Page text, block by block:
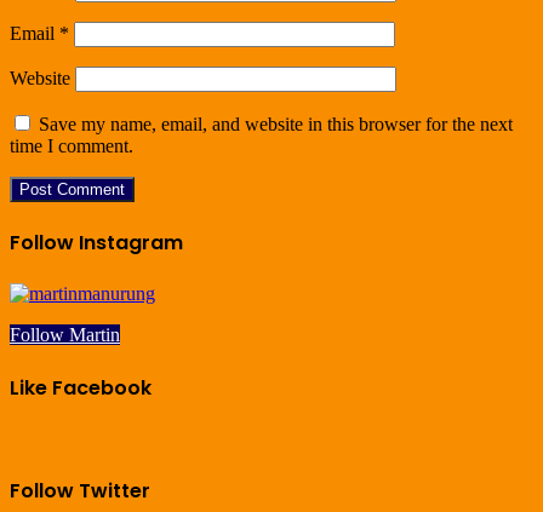
Email *
Website
Save my name, email, and website in this browser for the next
time I comment.
Follow Instagram
Follow Martin
Like Facebook
Follow Twitter